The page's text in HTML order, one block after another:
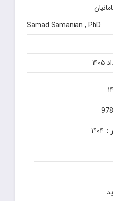
Samad Samanian , PhD
: ۱۴۰۴